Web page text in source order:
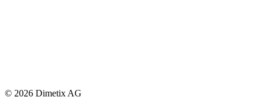
© 2026 Dimetix AG